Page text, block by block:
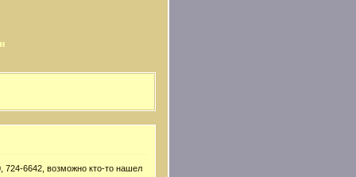
724-6642, возможно кто-то нашел